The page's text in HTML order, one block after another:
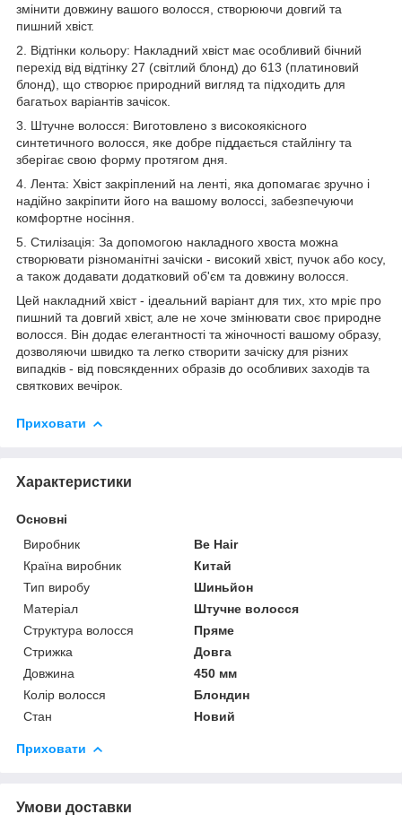
змінити довжину вашого волосся, створюючи довгий та
пишний хвіст.
2. Відтінки кольору: Накладний хвіст має особливий бічний
перехід від відтінку 27 (світлий блонд) до 613 (платиновий
блонд), що створює природний вигляд та підходить для
багатьох варіантів зачісок.
3. Штучне волосся: Виготовлено з високоякісного
синтетичного волосся, яке добре піддається стайлінгу та
зберігає свою форму протягом дня.
4. Лента: Хвіст закріплений на ленті, яка допомагає зручно і
надійно закріпити його на вашому волоссі, забезпечуючи
комфортне носіння.
5. Стилізація: За допомогою накладного хвоста можна
створювати різноманітні зачіски - високий хвіст, пучок або косу,
а також додавати додатковий об'єм та довжину волосся.
Цей накладний хвіст - ідеальний варіант для тих, хто мріє про
пишний та довгий хвіст, але не хоче змінювати своє природне
волосся. Він додає елегантності та жіночності вашому образу,
дозволяючи швидко та легко створити зачіску для різних
випадків - від повсякденних образів до особливих заходів та
святкових вечірок.
Приховати
Характеристики
Основні
Виробник
Be Hair
Країна виробник
Китай
Тип виробу
Шиньйон
Матеріал
Штучне волосся
Структура волосся
Пряме
Стрижка
Довга
Довжина
450 мм
Колір волосся
Блондин
Стан
Новий
Приховати
Умови доставки